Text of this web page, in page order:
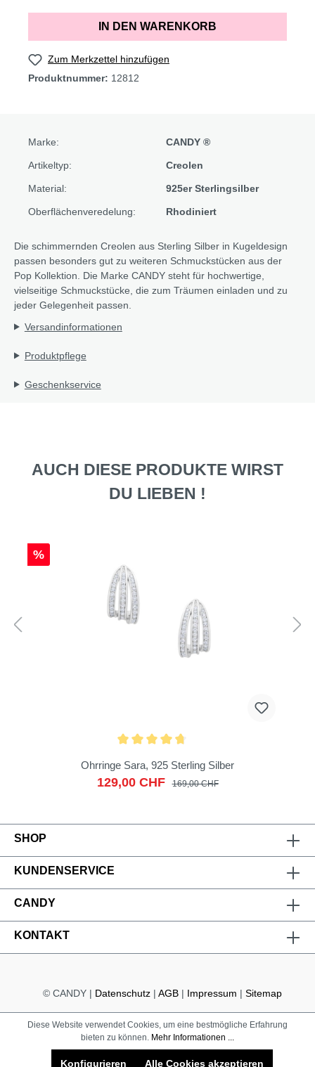
IN DEN WARENKORB
Zum Merkzettel hinzufügen
Produktnummer: 12812
Marke: CANDY ®
Artikeltyp: Creolen
Material: 925er Sterlingsilber
Oberflächenveredelung: Rhodiniert
Die schimmernden Creolen aus Sterling Silber in Kugeldesign
passen besonders gut zu weiteren Schmuckstücken aus der
Pop Kollektion. Die Marke CANDY steht für hochwertige,
vielseitige Schmuckstücke, die zum Träumen einladen und zu
jeder Gelegenheit passen.
Versandinformationen
Produktpflege
Geschenkservice
AUCH DIESE PRODUKTE WIRST
DU LIEBEN !
%
Ohrringe Sara, 925 Sterling Silber
129,00 CHF 169,00 CHF
KONTAKT
SHOP
KUNDENSERVICE
CANDY
© CANDY | Datenschutz | AGB | Impressum | Sitemap
Diese Website verwendet Cookies, um eine bestmögliche Erfahrung
bieten zu können. Mehr Informationen ...
Konfigurieren Alle Cookies akzeptieren